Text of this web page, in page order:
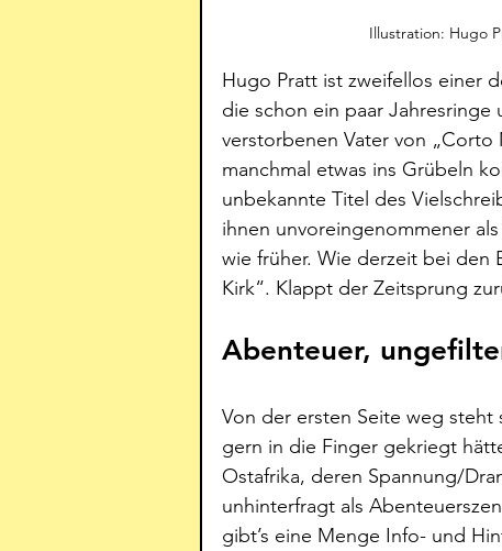
Illustration: Hugo
Hugo Pratt ist zweifellos einer
die schon ein paar
verstorbenen Vater von
manchmal etwas ins Grübeln
unbekannte Titel des
ihnen unvoreingenommener
wie früher. Wie derzeit bei den
Kirk“. Klappt der Zeitsprung
Abenteuer,
Von der ersten Seite weg steht
gern in die Finger gekriegt
Ostafrika, deren Spannung/
unhinterfragt als
gibt’s eine Menge Info- und